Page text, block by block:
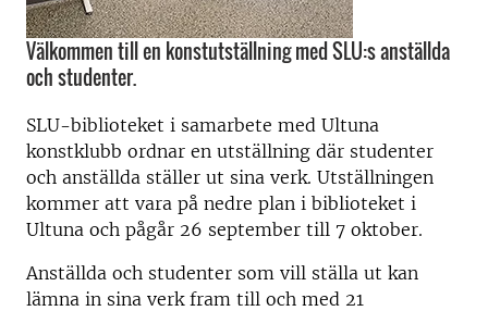
Välkommen till en konstutställning med SLU:s anställda
och studenter.
SLU-biblioteket i samarbete med Ultuna
konstklubb ordnar en utställning där studenter
och anställda ställer ut sina verk. Utställningen
kommer att vara på nedre plan i biblioteket i
Ultuna och pågår 26 september till 7 oktober.
Anställda och studenter som vill ställa ut kan
lämna in sina verk fram till och med 21